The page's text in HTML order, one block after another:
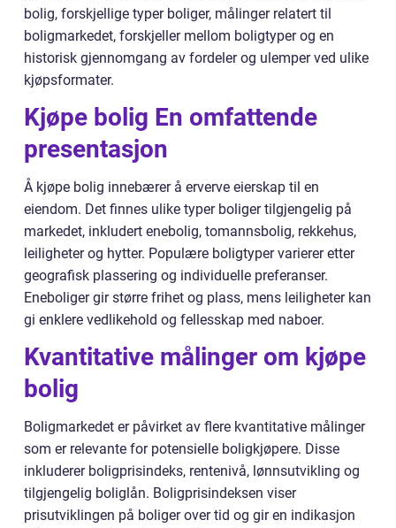
bolig, forskjellige typer boliger, målinger relatert til
boligmarkedet, forskjeller mellom boligtyper og en
historisk gjennomgang av fordeler og ulemper ved ulike
kjøpsformater.
Kjøpe bolig En omfattende
presentasjon
Å kjøpe bolig innebærer å erverve eierskap til en
eiendom. Det finnes ulike typer boliger tilgjengelig på
markedet, inkludert enebolig, tomannsbolig, rekkehus,
leiligheter og hytter. Populære boligtyper varierer etter
geografisk plassering og individuelle preferanser.
Eneboliger gir større frihet og plass, mens leiligheter kan
gi enklere vedlikehold og fellesskap med naboer.
Kvantitative målinger om kjøpe
bolig
Boligmarkedet er påvirket av flere kvantitative målinger
som er relevante for potensielle boligkjøpere. Disse
inkluderer boligprisindeks, rentenivå, lønnsutvikling og
tilgjengelig boliglån. Boligprisindeksen viser
prisutviklingen på boliger over tid og gir en indikasjon